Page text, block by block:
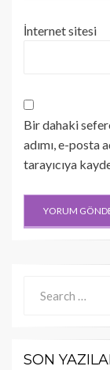
İnternet sitesi
Bir dahaki
adımı, e-posta
tarayıcıya
for:
SON